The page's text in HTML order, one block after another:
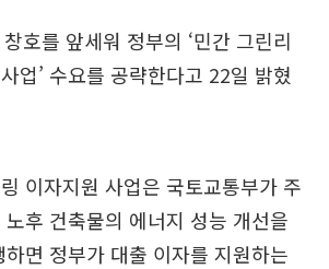
창호를 앞세워 정부의 ‘민간 그린리
업’ 수요를 공략한다고 22일 밝혔
이자지원 사업은 국토교통부가 주
후 건축물의 에너지 성능 개선을
면 정부가 대출 이자를 지원하는